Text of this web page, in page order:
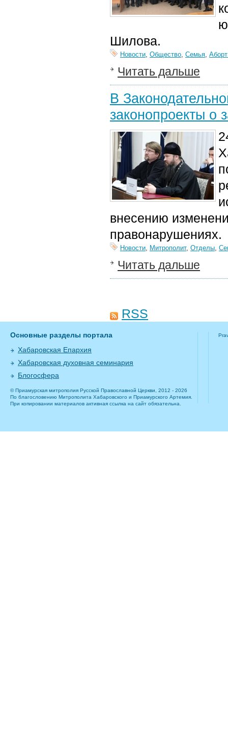
Шилова.
Новости, Общество, Семья,
Читать дальше
В
законопроекты о
внесению
правонарушениях.
Новости, Митрополит, Отделы,
Читать дальше
RSS
Основные разделы портала
Хабаровская Епархия
Хабаровская духовная семинария
Блогосфера
© Приамурская митрополия Русской Православной Церкви, 2012 - 2026
По благословению Митрополита Хабаровского и Приамурского Артемия.
При копировании материалов активная ссылка на сайт обязательна.